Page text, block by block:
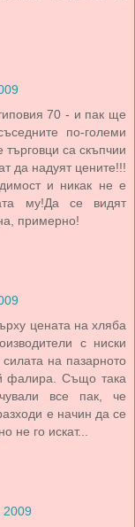
70 - и пак ще
по-големи
търговци са скъпчии
да надуят цените!!!
и никак не е
му!Да се видят
примерно!
цената на хляба
с ниски
на пазарното
фалира. Също така
все пак, че
е начин да се
не го искат...
2009